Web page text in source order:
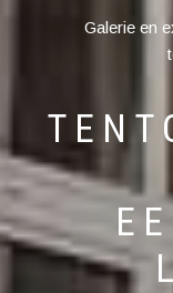
Galerie en